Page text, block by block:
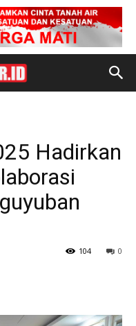
Hadirkan
0
104